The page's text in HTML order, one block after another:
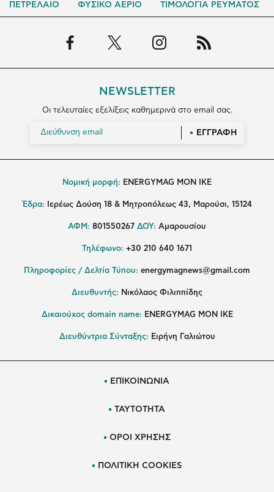
ΠΕΤΡΕΛΑΙΟ ΦΥΣΙΚΟ ΑΕΡΙΟ ΤΙΜΟΛΟΓΙΑ ΡΕΥΜΑΤΟΣ
NEWSLETTER
Οι τελευταίες εξελίξεις καθημερινά στο email σας.
ΕΓΓΡΑΦΗ
Νομική μορφή: ENERGYMAG MON IKE
Έδρα: Ιερέως Δούση 18 & Μητροπόλεως 43, Μαρούσι, 15124
ΑΦΜ: 801550267 ΔΟΥ: Αμαρουσίου
Τηλέφωνο: +30 210 640 1671
Πληροφορίες / Δελτία Τύπου: energymagnews@gmail.com
Διευθυντής: Νικόλαος Φιλιππίδης
Δικαιούχος domain name: ENERGYMAG ΜΟΝ ΙΚΕ
Διευθύντρια Σύνταξης: Ειρήνη Γαλιώτου
ΕΠΙΚΟΙΝΩΝΙΑ
ΤΑΥΤΟΤΗΤΑ
ΟΡΟΙ ΧΡΗΣΗΣ
ΠΟΛΙΤΙΚΗ COOKIES